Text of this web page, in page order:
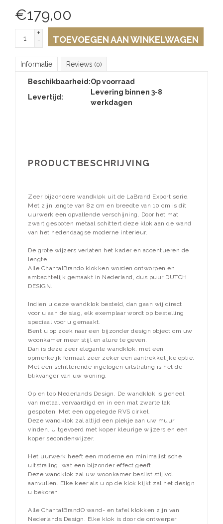
€179,00
+
-
TOEVOEGEN AAN WINKELWAGEN
Informatie Reviews (0)
Beschikbaarheid:Op voorraad
Levertijd:
Levering binnen 3-8
werkdagen
PRODUCTBESCHRIJVING
Zeer bijzondere wandklok uit de LaBrand Export serie.
Met zijn lengte van 82 cm en breedte van 10 cm is dit
uurwerk een opvallende verschijning. Door het mat
zwart gespoten metaal schittert deze klok aan de wand
van het hedendaagse moderne interieur.
De grote wijzers verlaten het kader en accentueren de
lengte.
Alle ChantalBrando klokken worden ontworpen en
ambachtelijk gemaakt in Nederland, dus puur DUTCH
DESIGN.
Indien u deze wandklok besteld, dan gaan wij direct
voor u aan de slag, elk exemplaar wordt op bestelling
speciaal voor u gemaakt.
Bent u op zoek naar een bijzonder design object om uw
woonkamer meer stijl en alure te geven.
Dan is deze zeer elegante wandklok, met een
opmerkeijk formaat zeer zeker een aantrekkelijke optie.
Met een schitterende ingetogen uitstraling is het de
blikvanger van uw woning.
Op en top Nederlands Design. De wandklok is geheel
van metaal vervaardigd en in een mat zwarte lak
gespoten. Met een opgelegde RVS cirkel.
Deze wandklok zal altijd een plekje aan uw muur
vinden. Uitgevoerd met koper kleurige wijzers en een
koper secondenwijzer.
Het uurwerk heeft een moderne en minimalistische
uitstraling, wat een bijzonder effect geeft.
Deze wandklok zal uw woonkamer beslist stijlvol
aanvullen. Elke keer als u op de klok kijkt zal het design
u bekoren.
Alle ChantalBrandO wand- en tafel klokken zijn van
Nederlands Design. Elke klok is door de ontwerper